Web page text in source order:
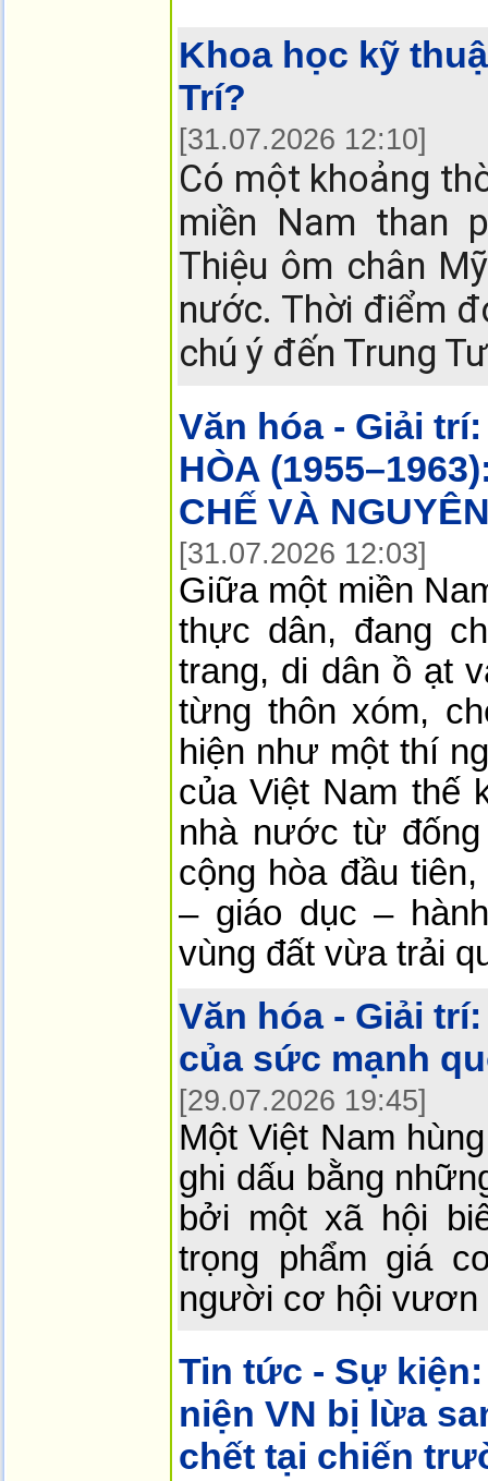
Khoa học kỹ
Trí?
[31.07.2026 12:10]
Có một khoảng
miền Nam than
Thiệu ôm chân
nước. Thời điểm
chú ý đến Trung
Văn hóa - Giải trí:
HÒA
CHẾ VÀ
[31.07.2026 12:03]
Giữa một miền
thực dân, đang
trang, di dân ồ ạt
từng thôn xóm,
hiện như một thí
của Việt Nam thế
nhà nước từ
cộng hòa đầu
– giáo dục –
vùng đất vừa trải
Văn hóa - Giải trí:
của sức mạnh
[29.07.2026 19:45]
Một Việt Nam
ghi dấu bằng
bởi một xã hội
trọng phẩm giá
người cơ hội vươn
Tin tức - Sự kiện:
niện VN bị lừa
chết tại chiến